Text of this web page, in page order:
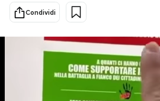
Scienza
Cultura
Economia
Sport
Condividi